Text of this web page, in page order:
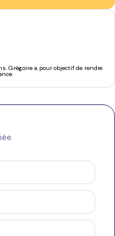
Grégoire a pour objectif de rendre